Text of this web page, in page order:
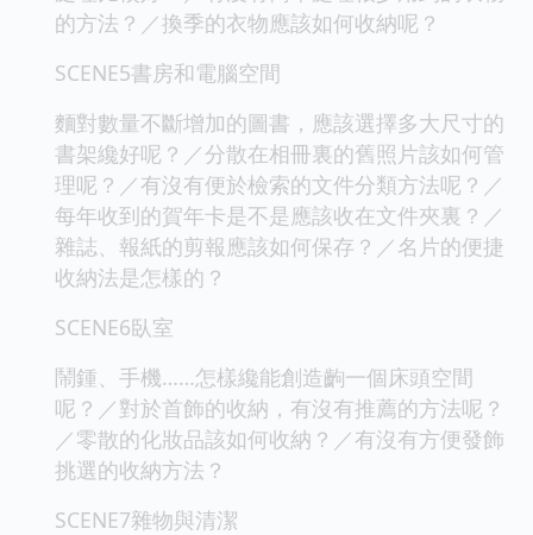
的方法？／換季的衣物應該如何收納呢？
SCENE5書房和電腦空間
麵對數量不斷增加的圖書，應該選擇多大尺寸的
書架纔好呢？／分散在相冊裏的舊照片該如何管
理呢？／有沒有便於檢索的文件分類方法呢？／
每年收到的賀年卡是不是應該收在文件夾裏？／
雜誌、報紙的剪報應該如何保存？／名片的便捷
收納法是怎樣的？
SCENE6臥室
鬧鍾、手機……怎樣纔能創造齣一個床頭空間
呢？／對於首飾的收納，有沒有推薦的方法呢？
／零散的化妝品該如何收納？／有沒有方便發飾
挑選的收納方法？
SCENE7雜物與清潔